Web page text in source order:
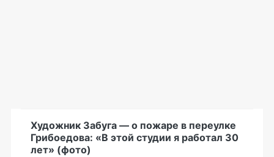
Художник Забуга — о пожаре в переулке
Грибоедова: «В этой студии я работал 30
лет» (фото)